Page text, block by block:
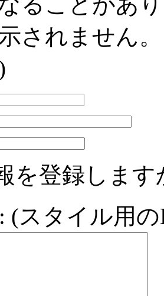
されません
を登録します
(スタイル用